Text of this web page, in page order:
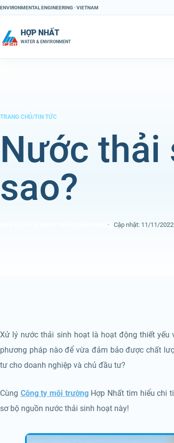
Chuyển đến nội dung
ENVIRONMENTAL ENGINEERING · VIETNAM
HỢP NHẤT
WATER & ENVIRONMENT
TRANG CHỦ/TIN TỨC
Nước thải
sao?
Dịch Vụ Xử Lý Nước Thải Chuyên Nghiệp Cập nhật: 11/11/2022
Xử lý nước thải sinh hoạt là hoạt động thiết
phương pháp nào để vừa đảm bảo được chất
tư cho doanh nghiệp và chủ đầu tư?
Cùng Công ty môi trườngHợp Nhất tìm hiểu chi
sơ bộ nguồn nước thải sinh hoạt này!